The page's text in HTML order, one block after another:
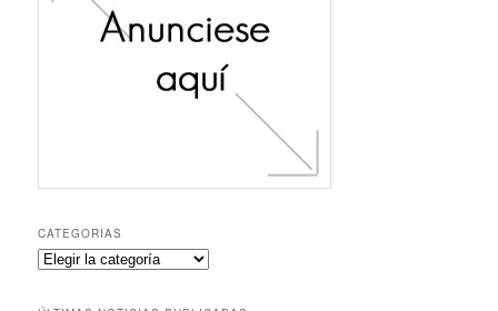
CATEGORIAS
Categorias